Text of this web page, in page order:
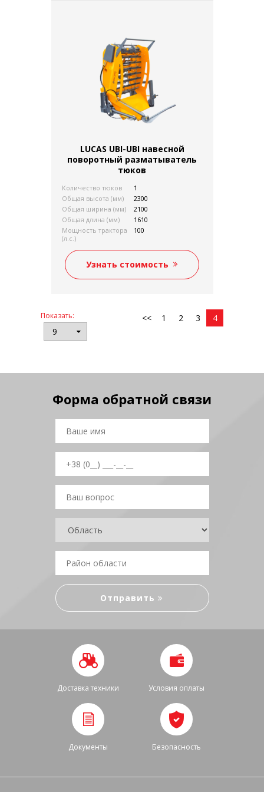
LUCAS UBI-UBI навесной
поворотный разматыватель
тюков
Количество тюков
1
Общая высота (мм)
2300
Общая ширина (мм)
2100
Общая длина (мм)
1610
Мощность трактора
(л.с.)
100
Вес без нагрузки (кг) 710
Сцепка на три точки
Трактор-погрузчик
в зависимости от
модификации
Узнать стоимость
<< 1 2 3 4
Показать:
Форма обратной связи
Доставка техники Условия оплаты
Документы Безопасность